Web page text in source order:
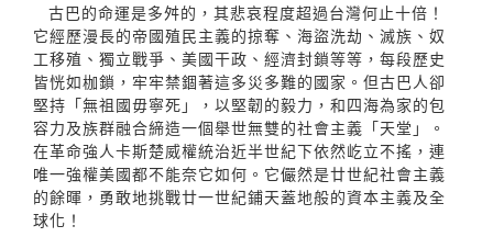
古巴的命運是多舛的，其悲哀程度超過台灣何止十倍！
它經歷漫長的帝國殖民主義的掠奪、海盜洗劫、滅族、奴
工移殖、獨立戰爭、美國干政、經濟封鎖等等，每段歷史
皆恍如枷鎖，牢牢禁錮著這多災多難的國家。但古巴人卻
堅持「無祖國毋寧死」，以堅韌的毅力，和四海為家的包
容力及族群融合締造一個舉世無雙的社會主義「天堂」。
在革命強人卡斯楚威權統治近半世紀下依然屹立不搖，連
唯一強權美國都不能奈它如何。它儼然是廿世紀社會主義
的餘暉，勇敢地挑戰廿一世紀鋪天蓋地般的資本主義及全
球化！